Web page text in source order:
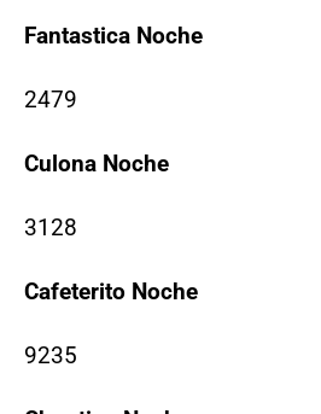
Fantastica Noche
2479
Culona Noche
3128
Cafeterito Noche
9235